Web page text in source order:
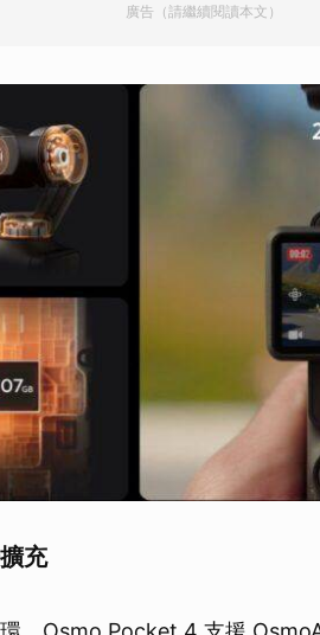
廣告（請繼續閱讀本文）
充